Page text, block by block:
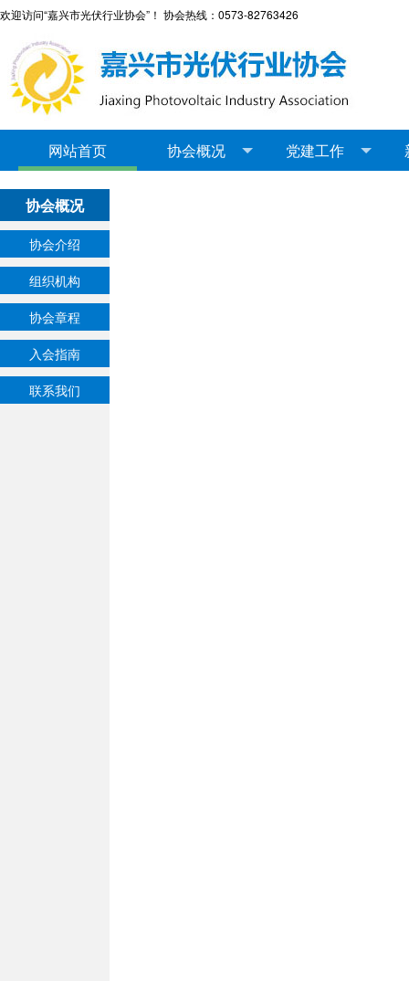
欢迎访问“嘉兴市光伏行业协会”！ 协会热线：0573-82763426
网站首页 协会概况 党建工作
协会概况
协会介绍
组织机构
协会章程
入会指南
联系我们